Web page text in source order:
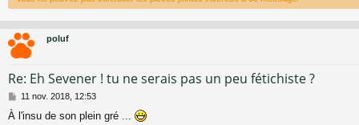
e
poluf
Re: Eh Sevener ! tu ne serais pas un peu fétichiste ?
M
s
11 nov. 2018, 12:53
À l'insu de son plein gré ...